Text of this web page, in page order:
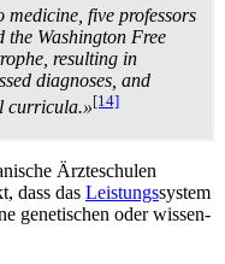
medicine, five professors
Washington Free
resulting in
diagnoses, and
curricula.»[14]
Ärzteschulen
dass das Leistungs­system
genetischen oder wissen­